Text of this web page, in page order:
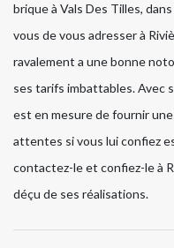
brique à Vals Des Tilles,
vous de vous adresser à
ravalement a une bonne
ses tarifs imbattables. Avec
est en mesure de fournir
attentes si vous lui confiez
contactez-le et confiez-le à
déçu de ses réalisations.